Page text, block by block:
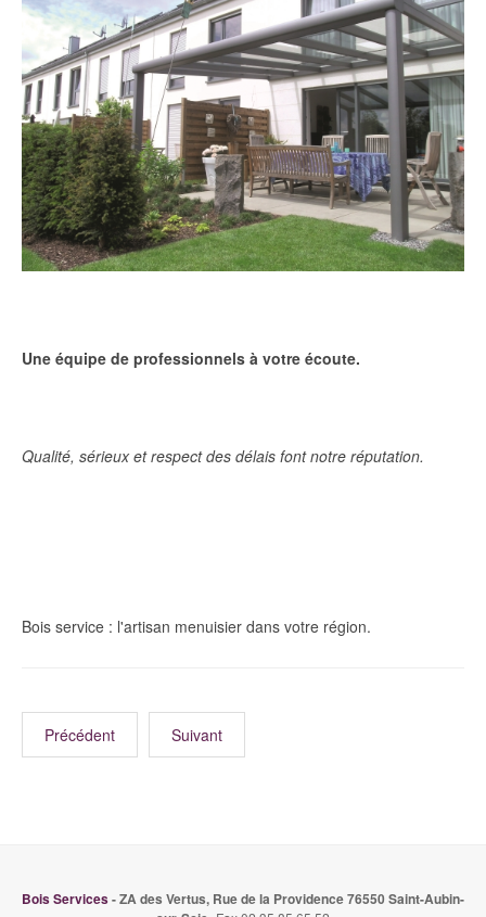
Une équipe de professionnels à votre écoute.
Qualité, sérieux et respect des délais font notre réputation.
Bois service : l'artisan menuisier dans votre région.
Précédent Suivant
Bois Services- ZA des Vertus, Rue de la Providence 76550 Saint-Aubin-